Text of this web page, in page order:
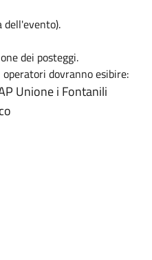
dei posteggi.
dovranno esibire:
Unione i Fontanili